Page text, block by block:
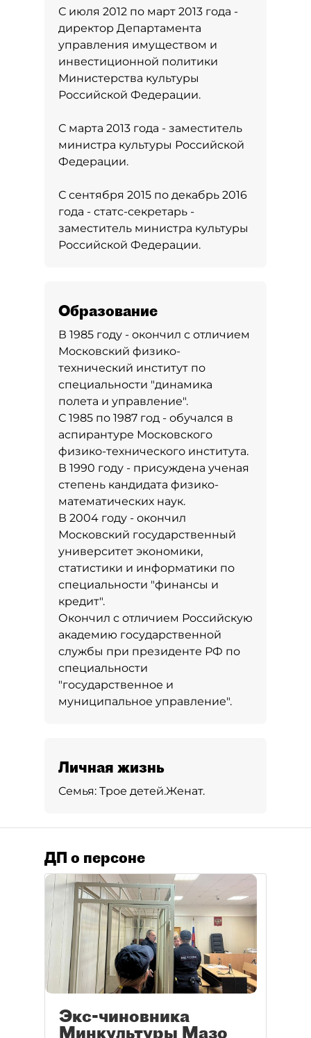
С июля 2012 по март 2013 года -
директор Департамента
управления имуществом и
инвестиционной политики
Министерства культуры
Российской Федерации.
С марта 2013 года - заместитель
министра культуры Российской
Федерации.
С сентября 2015 по декабрь 2016
года - статс-секретарь -
заместитель министра культуры
Российской Федерации.
Образование
В 1985 году - окончил с отличием
Московский физико-
технический институт по
специальности "динамика
полета и управление".
С 1985 по 1987 год - обучался в
аспирантуре Московского
физико-технического института.
В 1990 году - присуждена ученая
степень кандидата физико-
математических наук.
В 2004 году - окончил
Московский государственный
университет экономики,
статистики и информатики по
специальности "финансы и
кредит".
Окончил с отличием Российскую
академию государственной
службы при президенте РФ по
специальности
"государственное и
муниципальное управление".
Личная жизнь
Семья: Трое детей.Женат.
ДП о персоне
Экс-чиновника
Минкультуры Мазо